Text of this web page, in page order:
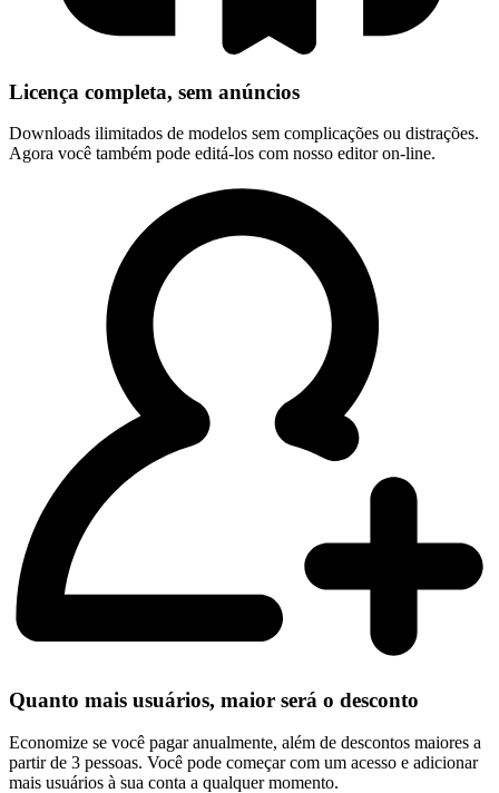
Licença completa, sem anúncios
Downloads ilimitados de modelos sem complicações ou distrações.
Agora você também pode editá-los com nosso editor on-line.
Quanto mais usuários, maior será o desconto
Economize se você pagar anualmente, além de descontos maiores a
partir de 3 pessoas. Você pode começar com um acesso e adicionar
mais usuários à sua conta a qualquer momento.